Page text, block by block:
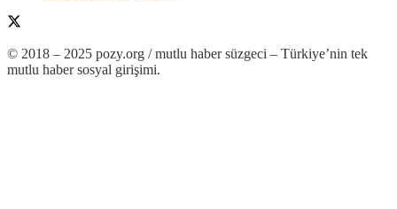
© 2018 – 2025 pozy.org / mutlu haber süzgeci – Türkiye’nin tek
mutlu haber sosyal girişimi.